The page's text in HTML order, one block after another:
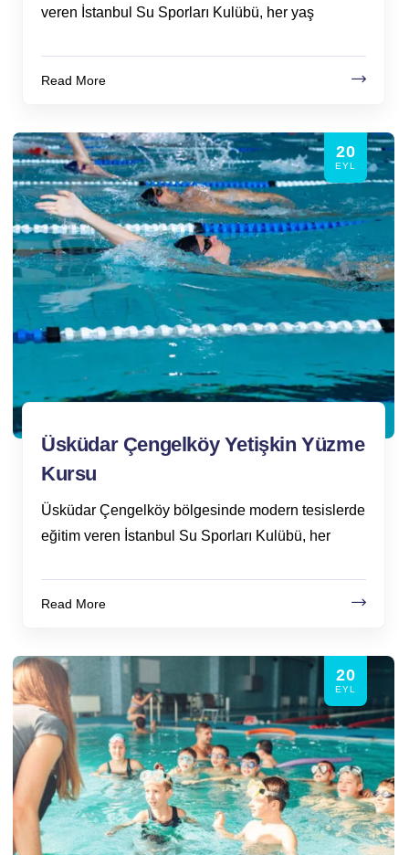
veren İstanbul Su Sporları Kulübü, her yaş
Read More
20
EYL
Üsküdar Çengelköy Yetişkin Yüzme
Kursu
Üsküdar Çengelköy bölgesinde modern tesislerde
eğitim veren İstanbul Su Sporları Kulübü, her
Read More
20
EYL